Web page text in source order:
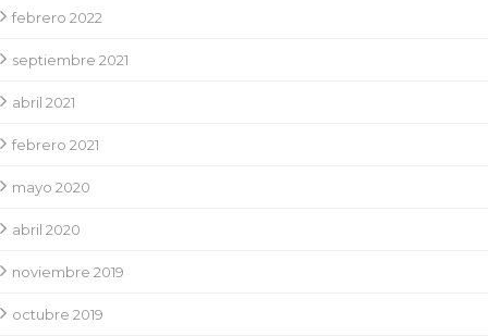
febrero 2022
septiembre 2021
abril 2021
febrero 2021
mayo 2020
abril 2020
noviembre 2019
octubre 2019